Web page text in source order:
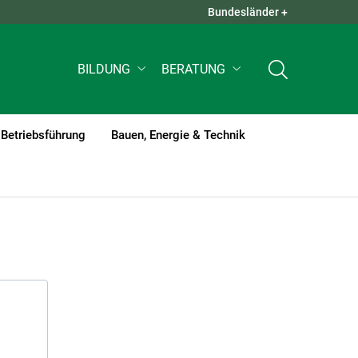
QUICK LINKS +
Bundesländer +
BILDUNG BERATUNG
Betriebsführung Bauen, Energie & Technik